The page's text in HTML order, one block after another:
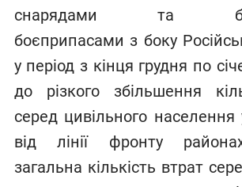
снарядами та
боєприпасами з боку
у період з кінця грудня по
до різкого збільшення
серед цивільного населення
від лінії фронту
загальна кількість втрат